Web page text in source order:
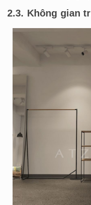
2.3. Không gian